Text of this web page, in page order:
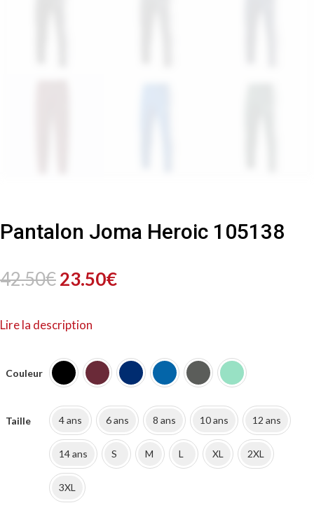
Pantalon Joma Heroic 105138
42.50€Le
était :
42.50€.
23.50€Le
est :
23.50€.
Lire la description
Couleur
Taille 4 ans 6 ans 8 ans 10 ans 12 ans
14 ans S M L XL 2XL
3XL